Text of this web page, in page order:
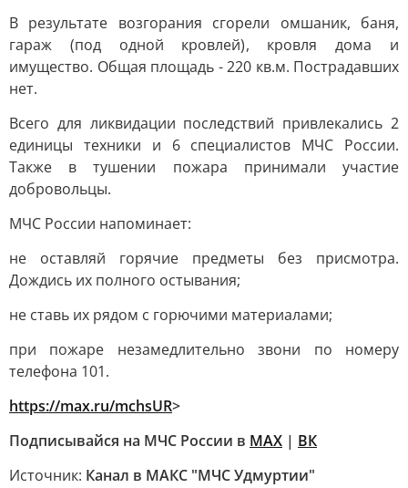
В результате возгорания сгорели омшаник, баня,
гараж (под одной кровлей), кровля дома и
имущество. Общая площадь - 220 кв.м. Пострадавших
нет.
Всего для ликвидации последствий привлекались 2
единицы техники и 6 специалистов МЧС России.
Также в тушении пожара принимали участие
добровольцы.
МЧС России напоминает:
не оставляй горячие предметы без присмотра.
Дождись их полного остывания;
не ставь их рядом с горючими материалами;
при пожаре незамедлительно звони по номеру
телефона 101.
https://max.ru/mchsUR>
Подписывайся на МЧС России в MAX | ВК
Источник: Канал в МАКС "МЧС Удмуртии"